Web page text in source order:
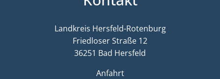
Landkreis Hersfeld-Rotenburg
Friedloser Straße 12
36251 Bad Hersfeld
Anfahrt